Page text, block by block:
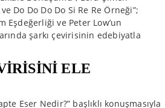
Do Do Do Do Si Re Re Örneği”;
Eşdeğerliği ve Peter Low’un
şarkı çevirisinin edebiyatla
ELE
Eser Nedir?” başlıklı konuşmasıyla